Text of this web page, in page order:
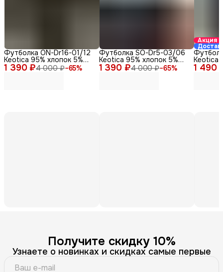
1 390 ₽4 000 ₽−65%
Футболка ON-Dr16-01/12
Keotica 95% хлопок 5%
лайкра черная 58 1 390 ₽4 000 ₽−65%
Футболка SO-Dr5-03/06
Keotica 95% хлопок 5%
лайкра, серая 46
Акция
1 490
Keotica
60-62
Получите скидку 10%
Узнаете о новинках и скидках самые первые